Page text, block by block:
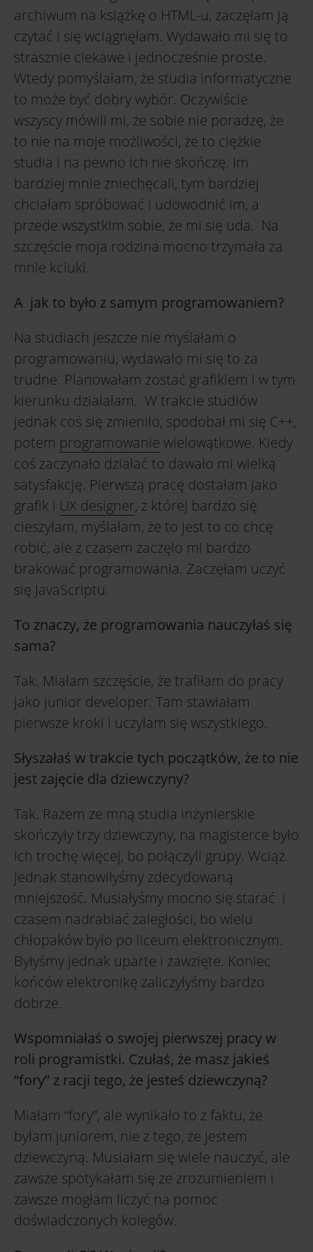
archiwum na książkę o HTML-u, zaczęłam ją
czytać i się wciągnęłam. Wydawało mi się to
strasznie ciekawe i jednocześnie proste.
Wtedy pomyślałam, że studia informatyczne
to może być dobry wybór. Oczywiście
wszyscy mówili mi, że sobie nie poradzę, że
to nie na moje możliwości, że to ciężkie
studia i na pewno ich nie skończę. Im
bardziej mnie zniechęcali, tym bardziej
chciałam spróbować i udowodnić im, a
przede wszystkim sobie, że mi się uda. Na
szczęście moja rodzina mocno trzymała za
mnie kciuki.
A jak to było z samym programowaniem?
Na studiach jeszcze nie myślałam o
programowaniu, wydawało mi się to za
trudne. Planowałam zostać grafikiem i w tym
kierunku działałam. W trakcie studiów
jednak coś się zmieniło, spodobał mi się C++,
potem programowanie wielowątkowe. Kiedy
coś zaczynało działać to dawało mi wielką
satysfakcję. Pierwszą pracę dostałam jako
grafik i UX designer, z której bardzo się
cieszyłam, myślałam, że to jest to co chcę
robić, ale z czasem zaczęło mi bardzo
brakować programowania. Zaczęłam uczyć
się JavaScriptu.
To znaczy, że programowania nauczyłaś się
sama?
Tak. Miałam szczęście, że trafiłam do pracy
jako junior developer. Tam stawiałam
pierwsze kroki i uczyłam się wszystkiego.
Słyszałaś w trakcie tych początków, że to nie
jest zajęcie dla dziewczyny?
Tak. Razem ze mną studia inżynierskie
skończyły trzy dziewczyny, na magisterce było
ich trochę więcej, bo połączyli grupy. Wciąż
jednak stanowiłyśmy zdecydowaną
mniejszość. Musiałyśmy mocno się starać i
czasem nadrabiać zaległości, bo wielu
chłopaków było po liceum elektronicznym.
Byłyśmy jednak uparte i zawzięte. Koniec
końców elektronikę zaliczyłyśmy bardzo
dobrze.
Wspomniałaś o swojej pierwszej pracy w
roli programistki. Czułaś, że masz jakieś
“fory” z racji tego, że jesteś dziewczyną?
Miałam “fory”, ale wynikało to z faktu, że
byłam juniorem, nie z tego, że jestem
dziewczyną. Musiałam się wiele nauczyć, ale
zawsze spotykałam się ze zrozumieniem i
zawsze mogłam liczyć na pomoc
doświadczonych kolegów.